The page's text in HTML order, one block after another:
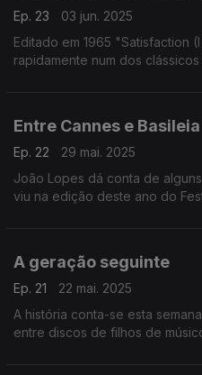
Ep. 23
03 jun. 2025
Editado em 1965 "Satisfaction
rapidamente num dos
Entre Cannes e Basileia
Ep. 22
29 mai. 2025
João Lopes dá conta de
viu na edição deste ano do
A geração seguinte
Ep. 21
22 mai. 2025
A história conta-se esta
entre discos de filhos de